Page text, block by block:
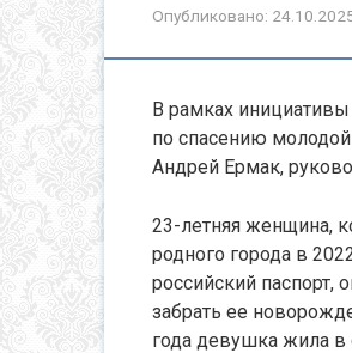
Опубликовано:
В рамках
по спасению
Андрей Ермак,
23-летняя женщина,
родного города в
российский паспорт,
забрать ее
года девушка жила в